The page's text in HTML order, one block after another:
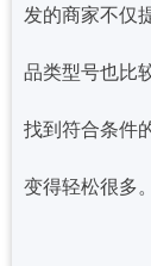
发的商家不仅
品类型号也比
找到符合条件
变得轻松很多。